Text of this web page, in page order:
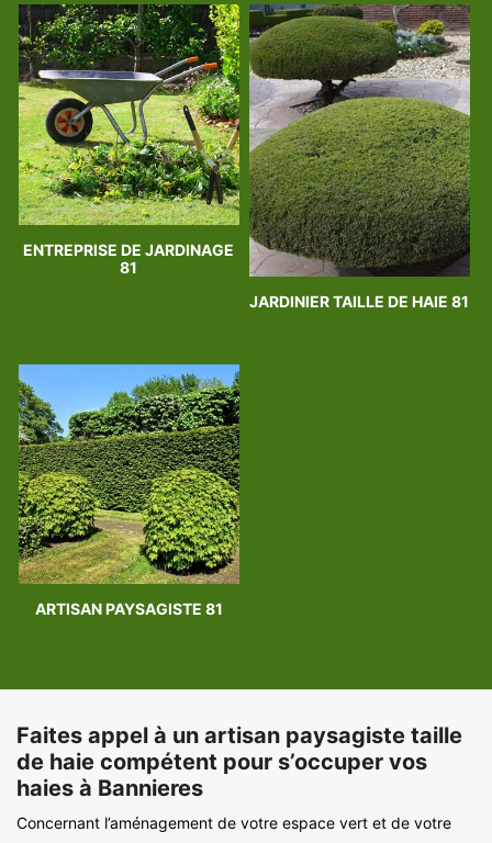
ENTREPRISE DE JARDINAGE
81
JARDINIER TAILLE DE HAIE 81
ARTISAN PAYSAGISTE 81
Faites appel à un artisan paysagiste taille
de haie compétent pour s’occuper vos
haies à Bannieres
Concernant l’aménagement de votre espace vert et de votre